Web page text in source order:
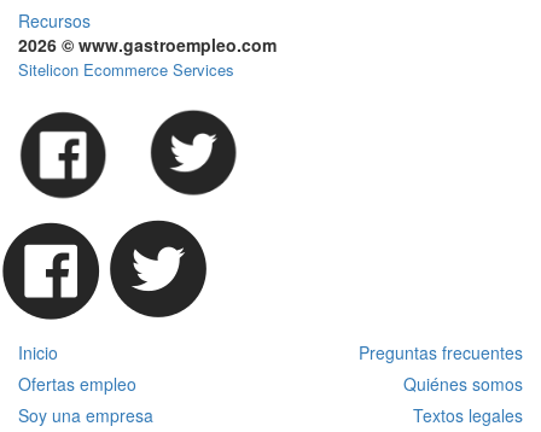
Recursos
2026 © www.gastroempleo.com
Sitelicon Ecommerce Services
Inicio
Preguntas frecuentes
Ofertas empleo
Quiénes somos
Soy una empresa
Textos legales